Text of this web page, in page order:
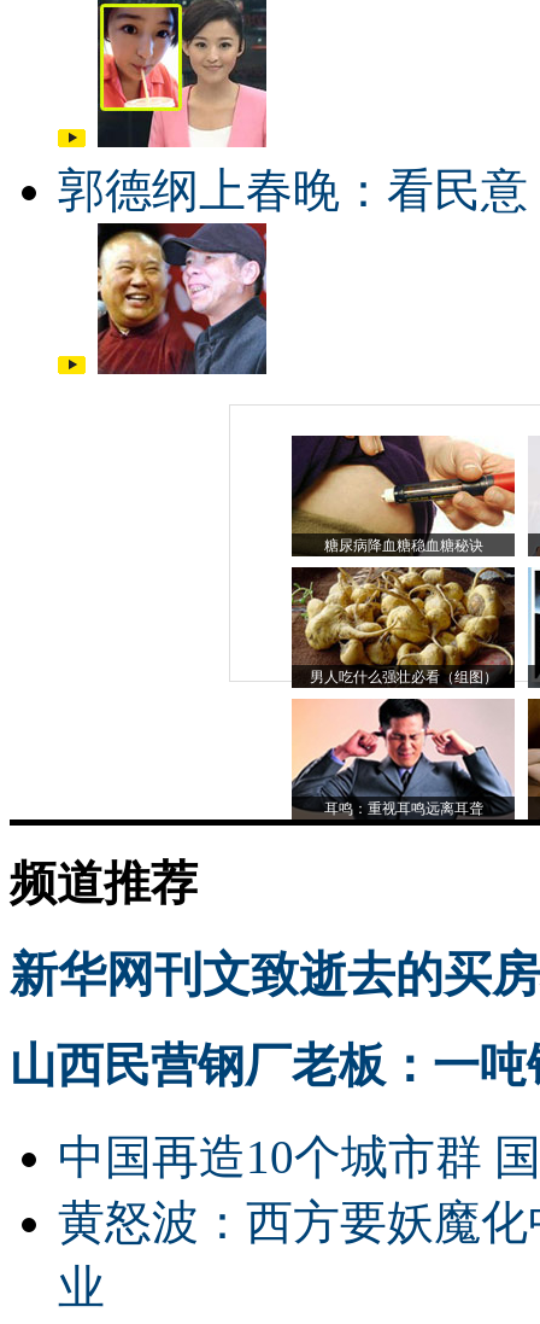
郭德纲上春晚：看民意
糖尿病降血糖稳血糖秘诀
男人吃什么强壮必看（组图）
耳鸣：重视耳鸣远离耳聋
频道推荐
新华网刊文致逝去的买
山西民营钢厂老板：一
中国再造10个城市群
黄怒波：西方要妖魔
业